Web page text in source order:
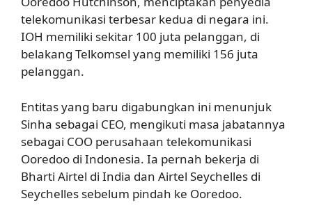
telekomunikasi terbesar kedua di negara ini.
IOH memiliki sekitar 100 juta pelanggan, di
belakang Telkomsel yang memiliki 156 juta
pelanggan.
Entitas yang baru digabungkan ini menunjuk
Sinha sebagai CEO, mengikuti masa jabatannya
sebagai COO perusahaan telekomunikasi
Ooredoo di Indonesia. Ia pernah bekerja di
Bharti Airtel di India dan Airtel Seychelles di
Seychelles sebelum pindah ke Ooredoo.